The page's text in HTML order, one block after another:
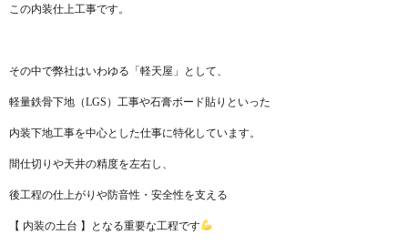
この内装仕上工事です。
その中で弊社はいわゆる「軽天屋」として、
軽量鉄骨下地（LGS）工事や石膏ボード貼りといった
内装下地工事を中心とした仕事に特化しています。
間仕切りや天井の精度を左右し、
後工程の仕上がりや防音性・安全性を支える
【 内装の土台 】となる重要な工程です